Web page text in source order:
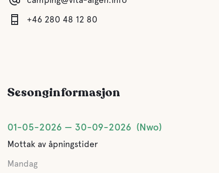
Ferskvann
A la carte
Restaurant Vita Älgen ligger i Öje Centrumhus
Vann
Lake
+46 280 48 12 80
Sesonginformasjon
01-05-2026 30-09-2026 Nwo
Mottak av åpningstider
Mandag